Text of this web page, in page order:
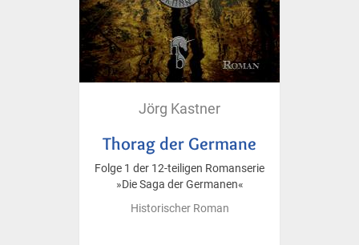
Jörg Kastner
Thorag der Germane
Folge 1 der 12-teiligen Romanserie
»Die Saga der Germanen«
Historischer Roman